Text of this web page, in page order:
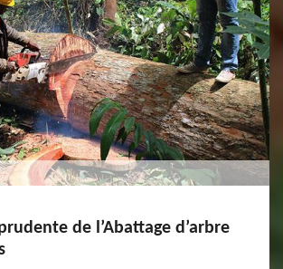
de l’Abattage d’arbre